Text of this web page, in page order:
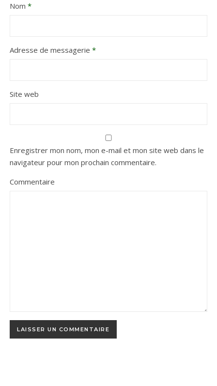
Nom *
Adresse de messagerie *
Site web
Enregistrer mon nom, mon e-mail et mon site web dans le
navigateur pour mon prochain commentaire.
Commentaire